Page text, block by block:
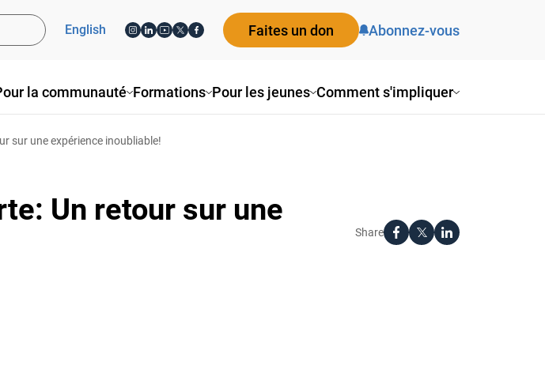
la communauté Formations Pour les jeunes Comment s'impliquer
English Faites un don Abonnez-vous
sur une expérience inoubliable!
Un retour sur une
Share